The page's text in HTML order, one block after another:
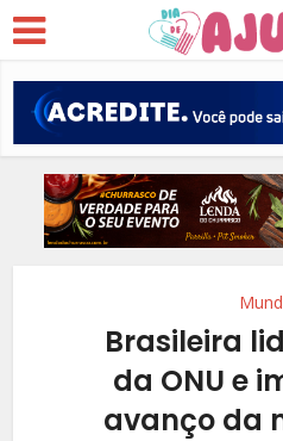
Brasileira
da ONU e
avanço da